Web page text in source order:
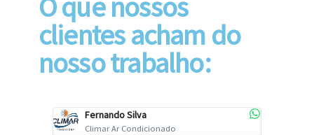
clientes acham do
nosso trabalho:
Fernando Silva
Climar Ar Condicionado